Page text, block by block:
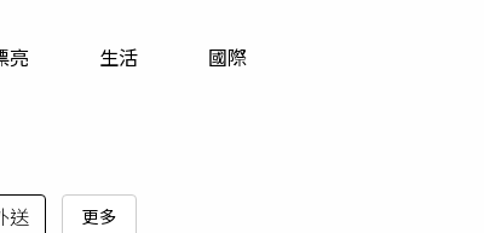
運勢
亮 生活 國際
送 更多